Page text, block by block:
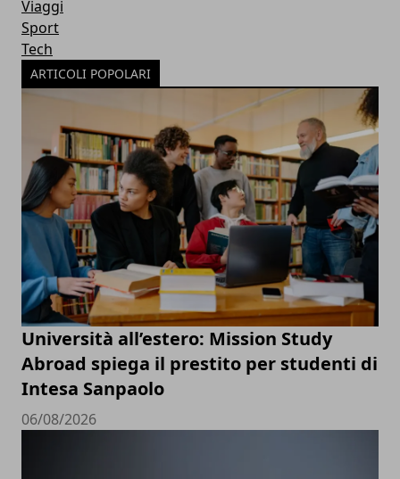
Viaggi
Sport
Tech
ARTICOLI POPOLARI
Università all’estero: Mission Study
Abroad spiega il prestito per studenti di
Intesa Sanpaolo
06/08/2026